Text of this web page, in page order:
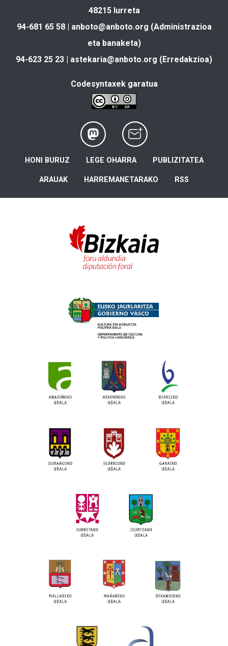
48215 Iurreta
94-681 65 58 | anboto@anboto.org (Administrazioa
eta banaketa)
94-623 25 23 | astekaria@anboto.org (Erredakzioa)
Codesyntaxek garatua
HONI BURUZ LEGE OHARRA PUBLIZITATEA
ARAUAK HARREMANETARAKO RSS